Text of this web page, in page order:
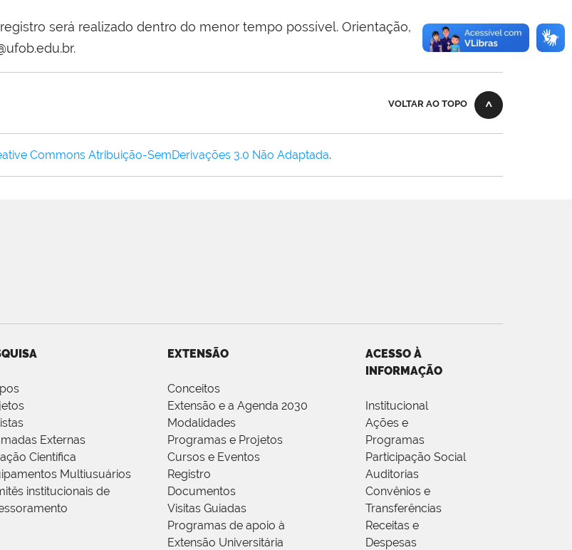
será realizado dentro do menor tempo possível. Orientação,
VOLTAR AO TOPO
Commons Atribuição-SemDerivações 3.0 Não Adaptada.
Externas
Científica
Multiusuários
institucionais de
EXTENSÃO
Conceitos
Extensão e a Agenda 2030
Modalidades
Programas e Projetos
Cursos e Eventos
Registro
Documentos
Visitas Guiadas
Programas de apoio à
Extensão Universitária
ACESSO À
INFORMAÇÃO
Institucional
Ações e
Programas
Participação Social
Auditorias
Convênios e
Transferências
Receitas e
Despesas